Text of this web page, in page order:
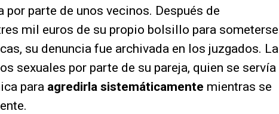
parte de unos vecinos. Después de
mil euros de su propio bolsillo para someterse
su denuncia fue archivada en los juzgados. La
sexuales por parte de su pareja, quien se servía
para agredirla sistemáticamente mientras se